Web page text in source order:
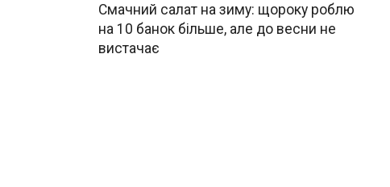
Смачний салат на зиму: щороку роблю
на 10 банок більше, але до весни не
вистачає